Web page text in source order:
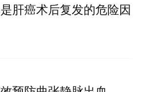
肝癌术后复发的危险因